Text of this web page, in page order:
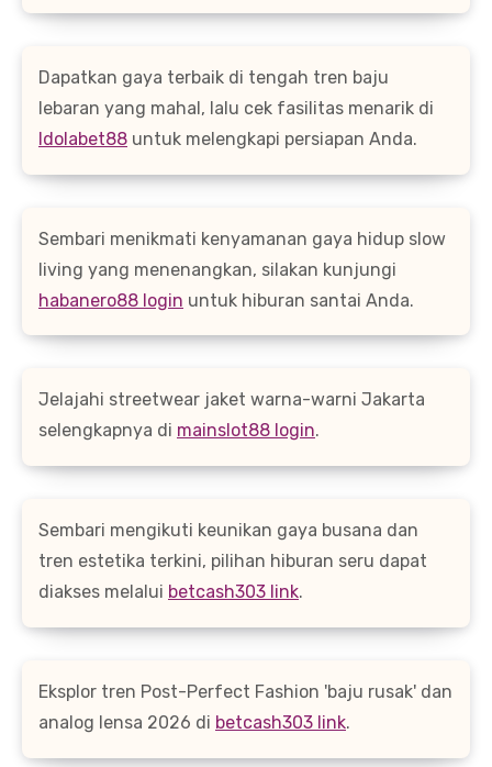
Dapatkan gaya terbaik di tengah tren baju
lebaran yang mahal, lalu cek fasilitas menarik di
Idolabet88 untuk melengkapi persiapan Anda.
Sembari menikmati kenyamanan gaya hidup slow
living yang menenangkan, silakan kunjungi
habanero88 login untuk hiburan santai Anda.
Jelajahi streetwear jaket warna-warni Jakarta
selengkapnya di mainslot88 login.
Sembari mengikuti keunikan gaya busana dan
tren estetika terkini, pilihan hiburan seru dapat
diakses melalui betcash303 link.
Eksplor tren Post-Perfect Fashion 'baju rusak' dan
analog lensa 2026 di betcash303 link.